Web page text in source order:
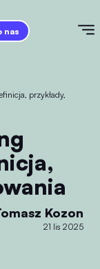
nas
Kozon
21 lis 2025